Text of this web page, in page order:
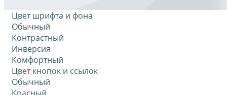
Цвет шрифта и фона
Обычный
Контрастный
Инверсия
Комфортный
Цвет кнопок и ссылок
Обычный